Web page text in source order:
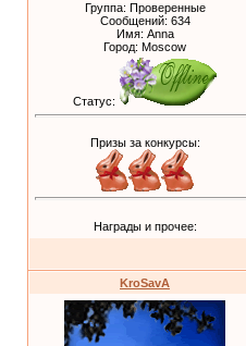
Группа: Проверенные
Сообщений: 634
Имя: Anna
Город: Moscow
Статус:
Призы за конкурсы:
Награды и прочее:
KroSavA